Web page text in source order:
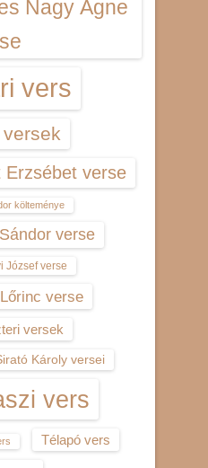
Nagy Ágne
vers
Erzsébet verse
költeménye
verse
József verse
verse
versek
Károly versei
vers
Télapó vers